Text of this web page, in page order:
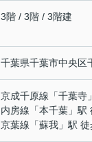
3階 / 3階 / 3階建
千葉県千葉市中央区
京成千原線 「千葉寺
内房線 「本千葉 」駅
京葉線 「蘇我 」駅